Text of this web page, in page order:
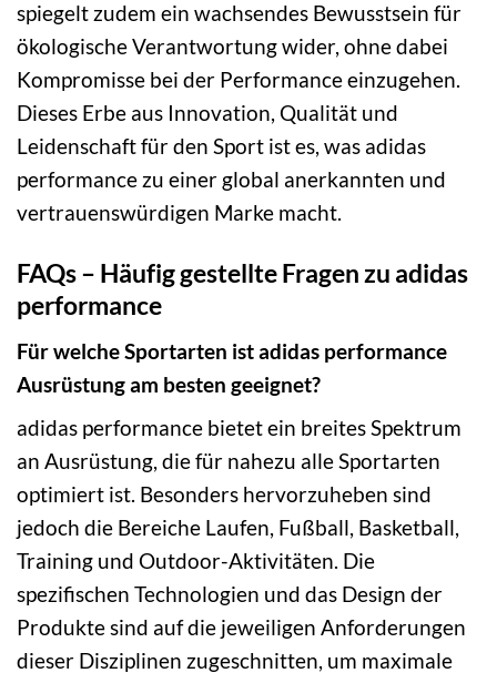
spiegelt zudem ein wachsendes Bewusstsein für
ökologische Verantwortung wider, ohne dabei
Kompromisse bei der Performance einzugehen.
Dieses Erbe aus Innovation, Qualität und
Leidenschaft für den Sport ist es, was adidas
performance zu einer global anerkannten und
vertrauenswürdigen Marke macht.
FAQs – Häufig gestellte Fragen zu adidas
performance
Für welche Sportarten ist adidas performance
Ausrüstung am besten geeignet?
adidas performance bietet ein breites Spektrum
an Ausrüstung, die für nahezu alle Sportarten
optimiert ist. Besonders hervorzuheben sind
jedoch die Bereiche Laufen, Fußball, Basketball,
Training und Outdoor-Aktivitäten. Die
spezifischen Technologien und das Design der
Produkte sind auf die jeweiligen Anforderungen
dieser Disziplinen zugeschnitten, um maximale